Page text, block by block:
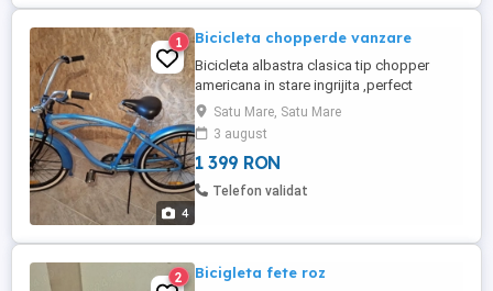
4
1 Bicicleta chopperde vanzare
Bicicleta albastra clasica tip chopper
americana in stare ingrijita ,perfect
Satu Mare, Satu Mare
3 august
1 399 RON
Telefon validat
2 Bicigleta fete roz